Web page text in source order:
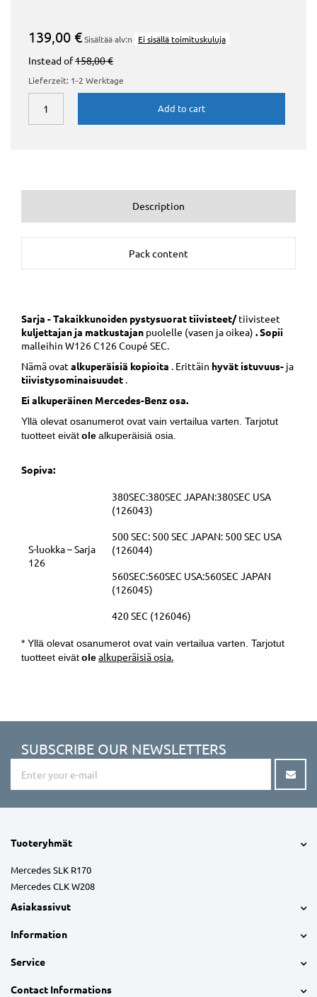
139,00 €Sisältää alv:n Ei sisällä toimituskuluja
Instead of158,00 €
Lieferzeit: 1-2 Werktage
Add to cart
Description
Pack content
Sarja - Takaikkunoiden pystysuorat tiivisteet/tiivisteet
kuljettajan ja matkustajan puolelle (vasen ja oikea) . Sopii
malleihin W126 C126 Coupé SEC.
Nämä ovatalkuperäisiä kopioita . Erittäin hyvät istuvuus- ja
tiivistysominaisuudet .
Ei alkuperäinen Mercedes-Benz osa.
Yllä olevat osanumerot ovat vain vertailua varten. Tarjotut
tuotteet eivätolealkuperäisiä osia.
Sopiva:
S-luokka – Sarja
126
380SEC:380SEC JAPAN:380SEC USA
(126043)
500 SEC: 500 SEC JAPAN: 500 SEC USA
(126044)
560SEC:560SEC USA:560SEC JAPAN
(126045)
420 SEC (126046)
* Yllä olevat osanumerot ovat vain vertailua varten. Tarjotut
tuotteet eivätolealkuperäisiä osia.
SUBSCRIBE OUR NEWSLETTERS
Tuoteryhmät
Mercedes SLK R170
Mercedes CLK W208
Asiakassivut
Information
Service
Contact Informations